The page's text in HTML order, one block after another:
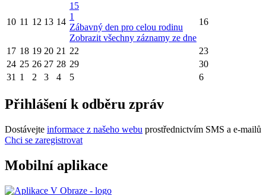
10 11 12 13 14
15
1
Zábavný den pro celou rodinu
Zobrazit všechny záznamy ze dne
16
17 18 19 20 21 22
23
24 25 26 27 28 29
30
31 1 2 3 4 5 6
Přihlášení k odběru zpráv
Dostávejte informace z našeho webu prostřednictvím SMS a e-mailů
Chci se zaregistrovat
Mobilní aplikace